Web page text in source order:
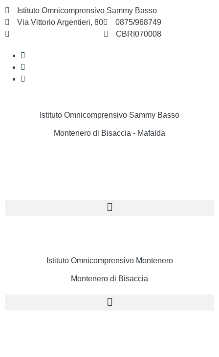
Istituto Omnicomprensivo Sammy Basso
Via Vittorio Argentieri, 80
0875/968749
CBRI070008
Istituto Omnicomprensivo Sammy Basso
Montenero di Bisaccia - Mafalda
Istituto Omnicomprensivo Montenero
Montenero di Bisaccia